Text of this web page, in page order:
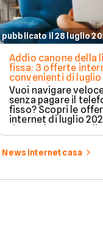
pubblicato il 28 luglio
Addio canone della
fissa: 3 offerte
convenienti di luglio
partire da 19,95€
Vuoi navigare
senza pagare il
fisso? Scopri le
internet di luglio
risparmiare e
tariffa perfetta per
News internet casa